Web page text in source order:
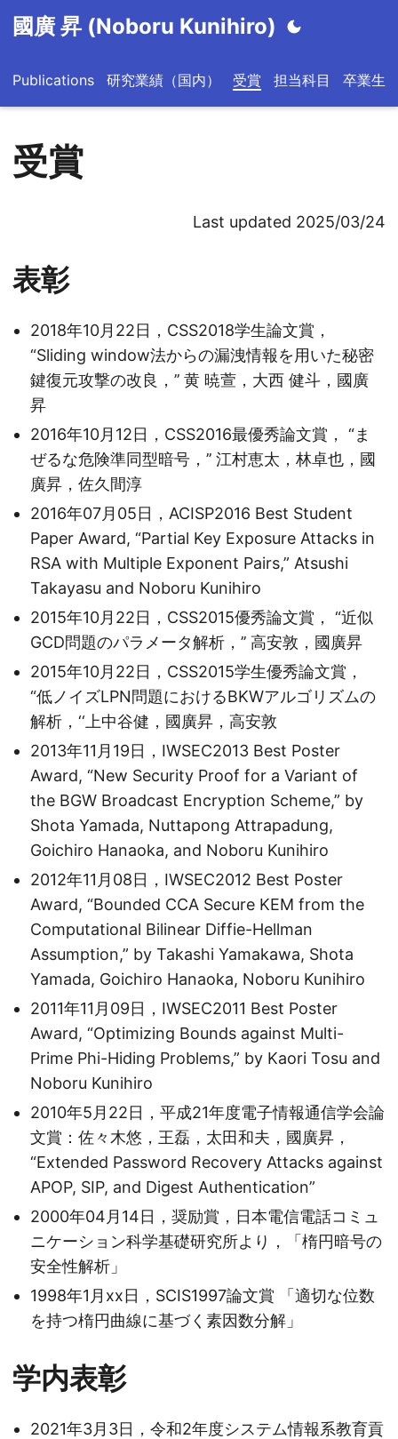
國廣 昇 (Noboru Kunihiro)
Publications 研究業績（国内） 受賞 担当科目 卒業生
受賞
Last updated 2025/03/24
表彰
2018年10月22日，CSS2018学生論文賞，
“Sliding window法からの漏洩情報を用いた秘密
鍵復元攻撃の改良，’’ 黄 暁萱，大西 健斗，國廣
昇
2016年10月12日，CSS2016最優秀論文賞， “ま
ぜるな危険準同型暗号，’’ 江村恵太，林卓也，國
廣昇，佐久間淳
2016年07月05日，ACISP2016 Best Student
Paper Award, “Partial Key Exposure Attacks in
RSA with Multiple Exponent Pairs,” Atsushi
Takayasu and Noboru Kunihiro
2015年10月22日，CSS2015優秀論文賞， “近似
GCD問題のパラメータ解析，’’ 高安敦，國廣昇
2015年10月22日，CSS2015学生優秀論文賞，
“低ノイズLPN問題におけるBKWアルゴリズムの
解析，‘‘上中谷健，國廣昇，高安敦
2013年11月19日，IWSEC2013 Best Poster
Award, “New Security Proof for a Variant of
the BGW Broadcast Encryption Scheme,” by
Shota Yamada, Nuttapong Attrapadung,
Goichiro Hanaoka, and Noboru Kunihiro
2012年11月08日，IWSEC2012 Best Poster
Award, “Bounded CCA Secure KEM from the
Computational Bilinear Diffie-Hellman
Assumption,” by Takashi Yamakawa, Shota
Yamada, Goichiro Hanaoka, Noboru Kunihiro
2011年11月09日，IWSEC2011 Best Poster
Award, “Optimizing Bounds against Multi-
Prime Phi-Hiding Problems,” by Kaori Tosu and
Noboru Kunihiro
2010年5月22日，平成21年度電子情報通信学会論
文賞：佐々木悠，王磊，太田和夫，國廣昇，
“Extended Password Recovery Attacks against
APOP, SIP, and Digest Authentication”
2000年04月14日，奨励賞，日本電信電話コミュ
ニケーション科学基礎研究所より，「楕円暗号の
安全性解析」
1998年1月xx日，SCIS1997論文賞 「適切な位数
を持つ楕円曲線に基づく素因数分解」
学内表彰
2021年3月3日，令和2年度システム情報系教育貢